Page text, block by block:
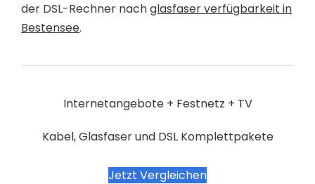
der DSL-Rechner nachglasfaser verfügbarkeit in
Bestensee.
Internetangebote + Festnetz + TV
Kabel, Glasfaser und DSL Komplettpakete
Jetzt Vergleichen